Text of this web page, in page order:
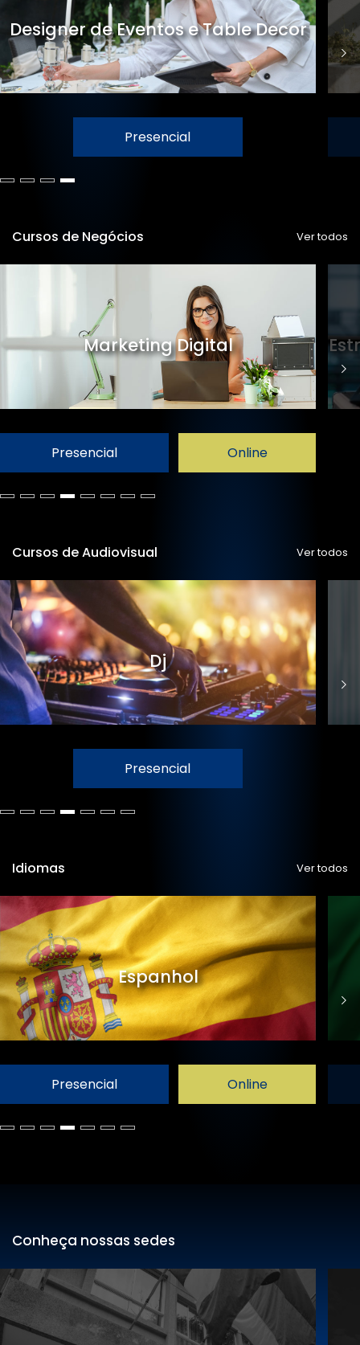
Designer de Eventos e Table Decor
Presencial
Cursos de Negócios Ver todos
Marketing Digital
Presencial Online
Cursos de Audiovisual Ver todos
Dj
Presencial
Idiomas Ver todos
Espanhol
Presencial Online
Conheça nossas sedes